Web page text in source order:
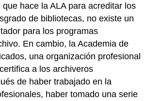
hace la ALA para acreditar los
de bibliotecas, no existe un
para los programas
En cambio, la Academia de
una organización profesional
a los archiveros
de haber trabajado en la
haber tomado una serie